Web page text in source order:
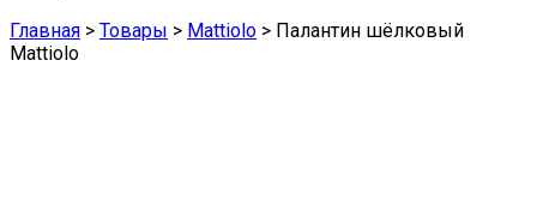
Главная > Товары > Mattiolo > Палантин шёлковый
Mattiolo